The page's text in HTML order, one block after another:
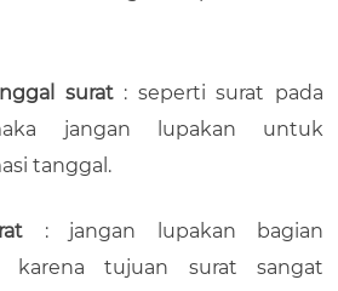
surat: seperti surat pada
jangan lupakan untuk
tanggal.
: jangan lupakan bagian
karena tujuan surat sangat